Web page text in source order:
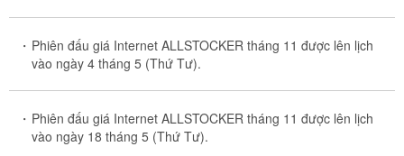
Phiên đấu giá Internet ALLSTOCKER tháng 11 được lên lịch
vào ngày 4 tháng 5 (Thứ Tư).
Phiên đấu giá Internet ALLSTOCKER tháng 11 được lên lịch
vào ngày 18 tháng 5 (Thứ Tư).